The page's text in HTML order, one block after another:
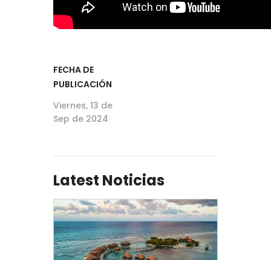
FECHA DE
PUBLICACIÓN
Viernes, 13 de
Sep de 2024
Latest Noticias